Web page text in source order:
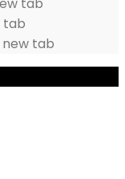
tab
tab
new tab